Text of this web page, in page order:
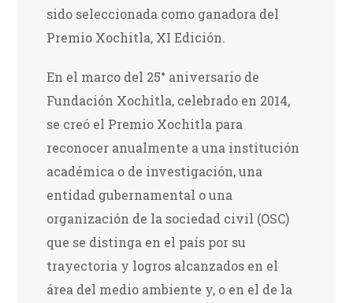
sido seleccionada como ganadora del
Premio Xochitla, XI Edición.
En el marco del 25° aniversario de
Fundación Xochitla, celebrado en 2014,
se creó el Premio Xochitla para
reconocer anualmente a una institución
académica o de investigación, una
entidad gubernamental o una
organización de la sociedad civil (OSC)
que se distinga en el país por su
trayectoria y logros alcanzados en el
área del medio ambiente y, o en el de la